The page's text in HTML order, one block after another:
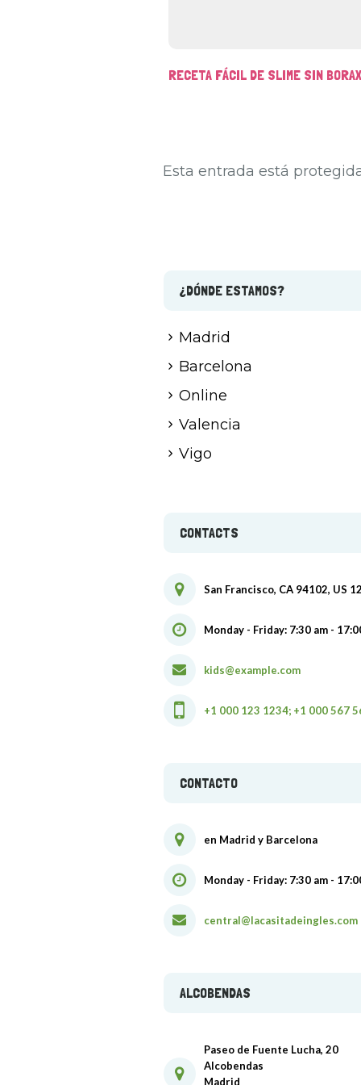
COMO AÑADIR UN ALUMNO Y
Esta entrada está
¿DÓNDE ESTAMOS?
Madrid
Barcelona
Online
Valencia
Vigo
CONTACTS
San Francisco, CA 94102, US
Monday - Friday: 7:30 am -
kids@example.com
+1 000 123 1234; +1 000 567
CONTACTO
en Madrid y Barcelona
Monday - Friday: 7:30 am -
central@lacasitadeingles.com
ALCOBENDAS
Paseo de Fuente Lucha, 20
Alcobendas
Madrid